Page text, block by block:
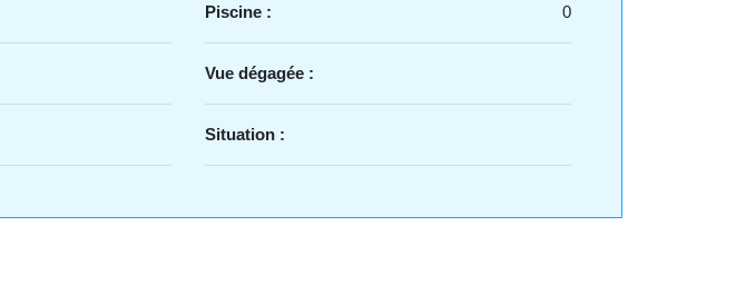
Piscine : 0
Vue dégagée :
Situation :